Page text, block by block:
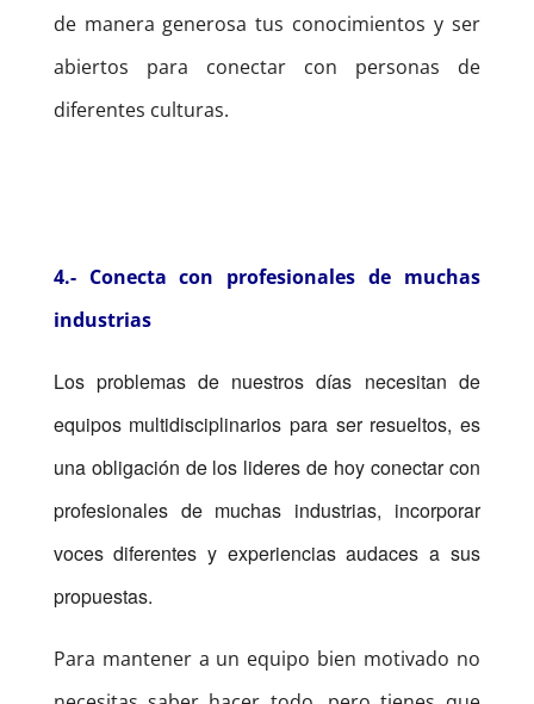
de manera generosa tus conocimientos y ser
abiertos para conectar con personas de
diferentes culturas.
4.- Conecta con profesionales de muchas
industrias
Los problemas de nuestros días necesitan de
equipos multidisciplinarios para ser resueltos, es
una obligación de los lideres de hoy conectar con
profesionales de muchas industrias, incorporar
voces diferentes y experiencias audaces a sus
propuestas.
Para mantener a un equipo bien motivado no